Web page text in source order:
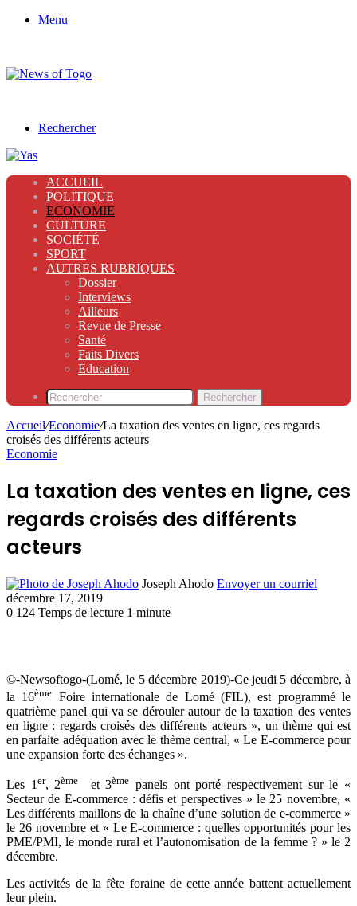
Menu
Rechercher
ACCUEIL
POLITIQUE
ECONOMIE
CULTURE
SOCIÉTÉ
SPORT
AUTRES RUBRIQUES
Dossier
Interviews
Ailleurs
Revue de Presse
Santé
Faits Divers
Education
Rechercher
Accueil/Economie/La taxation des ventes en ligne, ces regards
croisés des différents acteurs
Economie
La taxation des ventes en ligne, ces
regards croisés des différents
acteurs
Joseph Ahodo Envoyer un courriel
décembre 17, 2019
0 124 Temps de lecture 1 minute
©-Newsoftogo-(Lomé, le 5 décembre 2019)-Ce jeudi 5 décembre, à
la 16ème Foire internationale de Lomé (FIL), est programmé le
quatrième panel qui va se dérouler autour de la taxation des ventes
en ligne : regards croisés des différents acteurs », un thème qui est
en parfaite adéquation avec le thème central, « Le E-commerce pour
une expansion forte des échanges ».
Les 1er, 2ème et 3ème panels ont porté respectivement sur le «
Secteur de E-commerce : défis et perspectives » le 25 novembre, «
Les différents maillons de la chaîne d’une solution de e-commerce »
le 26 novembre et « Le E-commerce : quelles opportunités pour les
PME/PMI, le monde rural et l’autonomisation de la femme ? » le 2
décembre.
Les activités de la fête foraine de cette année battent actuellement
leur plein.